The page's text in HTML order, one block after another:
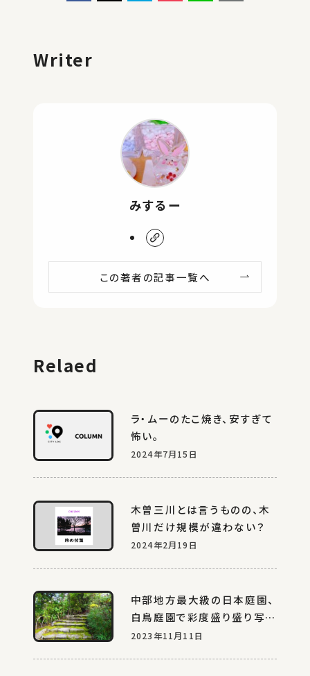
Writer
みするー
この著者の記事一覧へ
Relaed
ラ・ムーのたこ焼き、安すぎて
怖い。
2024年7月15日
木曽三川とは言うものの、木
曽川だけ規模が違わない？
2024年2月19日
中部地方最大級の日本庭園、
白鳥庭園で彩度盛り盛り写真
を撮る休日
2023年11月11日